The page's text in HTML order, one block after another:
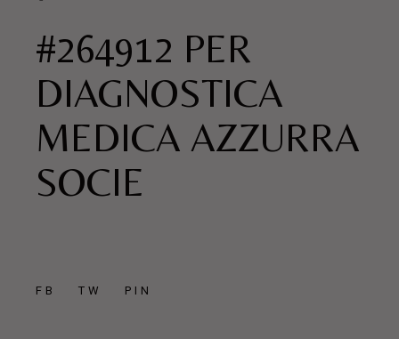
#264912 PER
DIAGNOSTICA
MEDICA AZZURRA
SOCIE
FB TW PIN